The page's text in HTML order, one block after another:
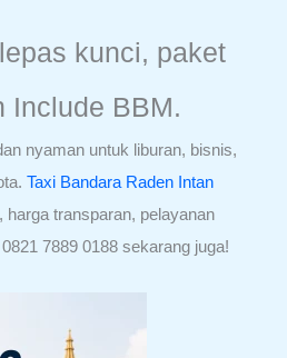
kunci, paket
Include BBM.
nyaman untuk liburan, bisnis,
Taxi Bandara Raden Intan
harga transparan, pelayanan
7889 0188 sekarang juga!